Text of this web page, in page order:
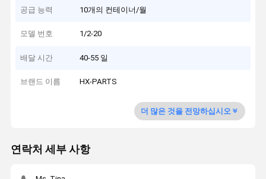
공급 능력 10개의 컨테이너/월
모델 번호 1/2-20
배달 시간 40-55 일
브랜드 이름 HX-PARTS
더 많은 것을 전망하십시오
연락처 세부 사항